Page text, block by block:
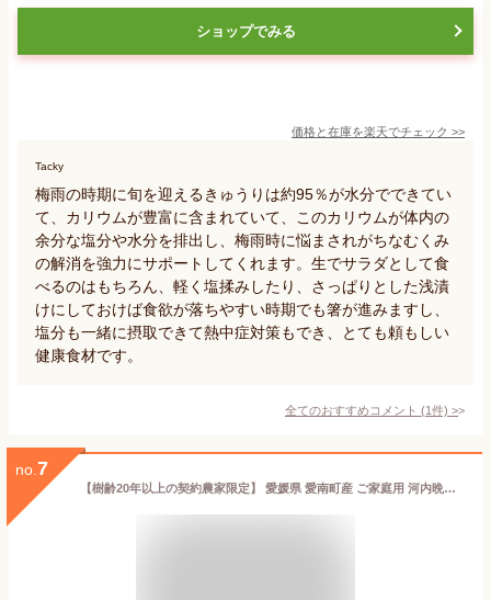
ショップでみる
価格と在庫を楽天でチェック >>
Tacky
梅雨の時期に旬を迎えるきゅうりは約95％が水分でできてい
て、カリウムが豊富に含まれていて、このカリウムが体内の
余分な塩分や水分を排出し、梅雨時に悩まされがちなむくみ
の解消を強力にサポートしてくれます。生でサラダとして食
べるのはもちろん、軽く塩揉みしたり、さっぱりとした浅漬
けにしておけば食欲が落ちやすい時期でも箸が進みますし、
塩分も一緒に摂取できて熱中症対策もでき、とても頼もしい
健康食材です。
全てのおすすめコメント (1件) >
no. 7
【樹齢20年以上の契約農家限定】 愛媛県 愛南町産 ご家庭用 河内晩柑 M～2Lサイズ 【 送料無料 ※一部地域除く】 訳あり品 自宅用 箱買い かわちばんかん 別名 宇和ゴールド 愛南ゴールド 美生柑 和製グレープフルーツ ジューシーオレンジ bankan-5 bankan-10